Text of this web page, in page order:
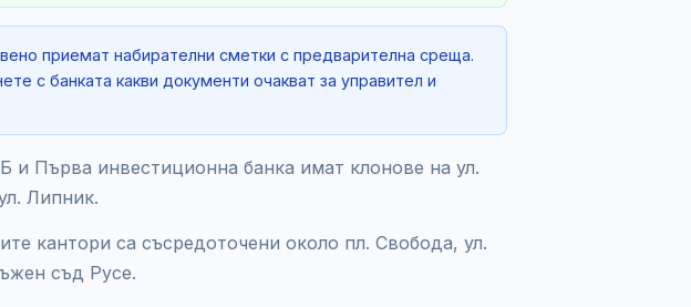
приемат набирателни сметки с предварителна среща.
с банката какви документи очакват за управител и
и Първа инвестиционна банка имат клонове на ул.
Липник.
кантори са съсредоточени около пл. Свобода, ул.
съд Русе.